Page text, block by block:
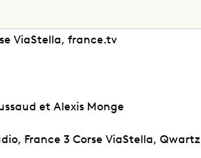
ViaStella, france.tv
et Alexis Monge
France 3 Corse ViaStella, Qwartz